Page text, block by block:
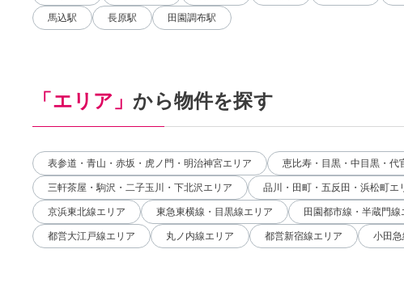
馬込駅 長原駅 田園調布駅
「エリア」 から物件を探す
表参道・青山・赤坂・虎ノ門・明治神宮エリア 恵比寿・目黒・中目黒・代
三軒茶屋・駒沢・二子玉川・下北沢エリア 品川・田町・五反田・浜松町エ
京浜東北線エリア 東急東横線・目黒線エリア 田園都市線・半蔵門線
都営大江戸線エリア 丸ノ内線エリア 都営新宿線エリア 小田